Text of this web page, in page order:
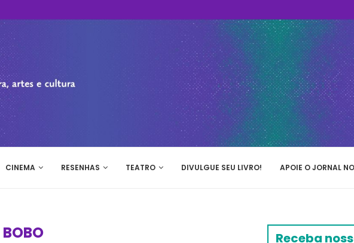
CINEMA RESENHAS TEATRO DIVULGUE SEU LIVRO! APOIE O JORNAL
BOBO Receba